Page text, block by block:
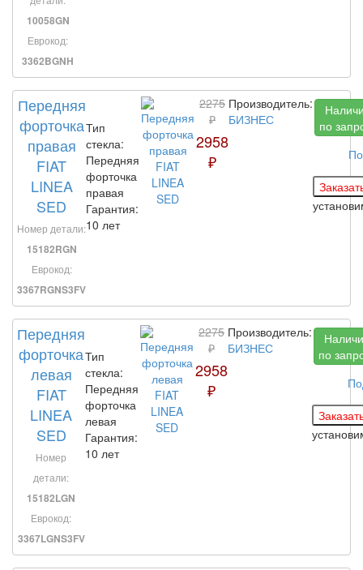
10058GN
Еврокод:
3362BGNH
Передняя
форточка
правая
FIAT
LINEA
SED
Номер детали:
15182RGN
Еврокод:
3367RGNS3FV
Тип
стекла:
Передняя
форточка
правая
Гарантия:
10 лет
2275
₽
2958
₽
Производитель:
БИЗНЕС
по
Передняя
форточка
левая
FIAT
LINEA
SED
Номер
детали:
15182LGN
Еврокод:
3367LGNS3FV
Тип
стекла:
Передняя
форточка
левая
Гарантия:
10 лет
2275
₽
2958
₽
Производитель:
БИЗНЕС
по